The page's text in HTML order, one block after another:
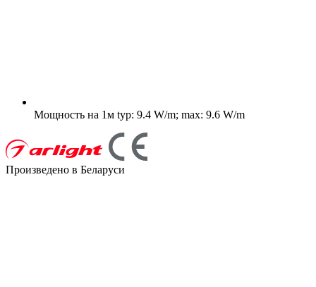
Мощность на 1м typ: 9.4 W/m; max: 9.6 W/m
Произведено в Беларуси